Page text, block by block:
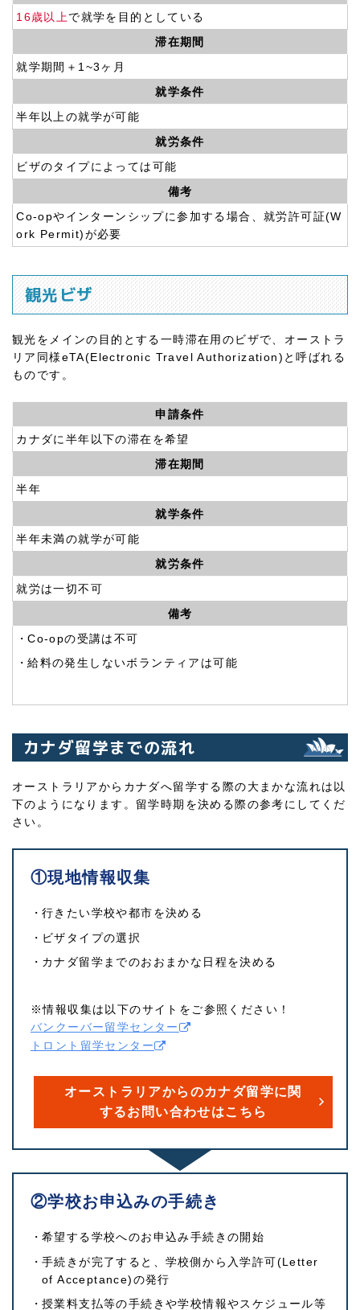
16歳以上で就学を目的としている
滞在期間
就学期間＋1~3ヶ月
就学条件
半年以上の就学が可能
就労条件
ビザのタイプによっては可能
備考
Co-opやインターンシップに参加する場合、就労許可証(W
ork Permit)が必要
観光ビザ
観光をメインの目的とする一時滞在用のビザで、オーストラ
リア同様eTA(Electronic Travel Authorization)と呼ばれる
ものです。
申請条件
カナダに半年以下の滞在を希望
滞在期間
半年
就学条件
半年未満の就学が可能
就労条件
就労は一切不可
備考
Co-opの受講は不可
給料の発生しないボランティアは可能
カナダ留学までの流れ
オーストラリアからカナダへ留学する際の大まかな流れは以
下のようになります。留学時期を決める際の参考にしてくだ
さい。
①現地情報収集
行きたい学校や都市を決める
ビザタイプの選択
カナダ留学までのおおまかな日程を決める
※情報収集は以下のサイトをご参照ください！
バンクーバー留学センター
トロント留学センター
オーストラリアからのカナダ留学に関
するお問い合わせはこちら
②学校お申込みの手続き
希望する学校へのお申込み手続きの開始
手続きが完了すると、学校側から入学許可(Letter
of Acceptance)の発行
授業料支払等の手続きや学校情報やスケジュール等